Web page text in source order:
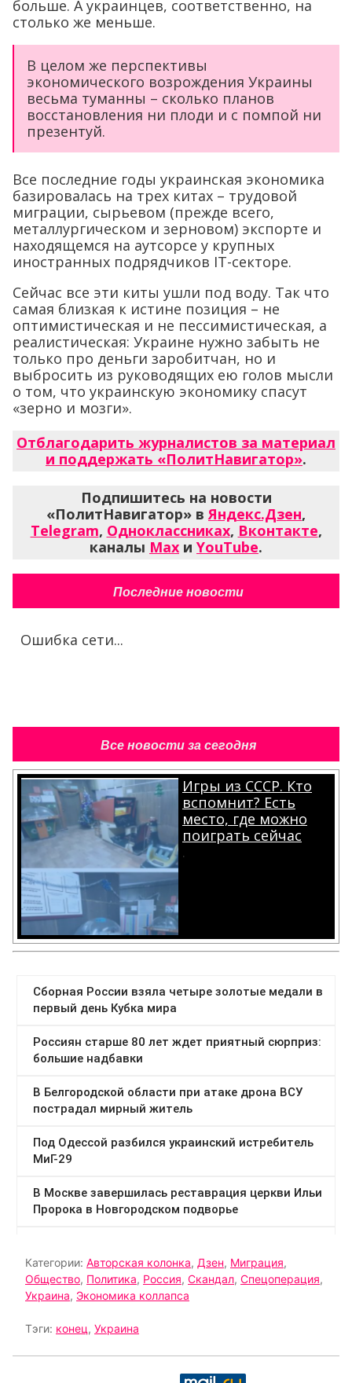
больше. А украинцев, соответственно, на
столько же меньше.
В целом же перспективы
экономического возрождения Украины
весьма туманны – сколько планов
восстановления ни плоди и с помпой ни
презентуй.
Все последние годы украинская экономика
базировалась на трех китах – трудовой
миграции, сырьевом (прежде всего,
металлургическом и зерновом) экспорте и
находящемся на аутсорсе у крупных
иностранных подрядчиков IT-секторе.
Сейчас все эти киты ушли под воду. Так что
самая близкая к истине позиция – не
оптимистическая и не пессимистическая, а
реалистическая: Украине нужно забыть не
только про деньги заробитчан, но и
выбросить из руководящих ею голов мысли
о том, что украинскую экономику спасут
«зерно и мозги».
Отблагодарить журналистов за материал
и поддержать «ПолитНавигатор».
Подпишитесь на новости
«ПолитНавигатор» вЯндекс.Дзен,
Telegram, Одноклассниках, Вконтакте,
каналы Max и YouTube.
Последние новости
Ошибка сети...
Все новости за сегодня
Игры из СССР. Кто
вспомнит? Есть
место, где можно
поиграть сейчас
.
Категории: Авторская колонка, Дзен, Миграция,
Общество, Политика, Россия, Скандал, Спецоперация,
Украина, Экономика коллапса
Тэги: конец, Украина